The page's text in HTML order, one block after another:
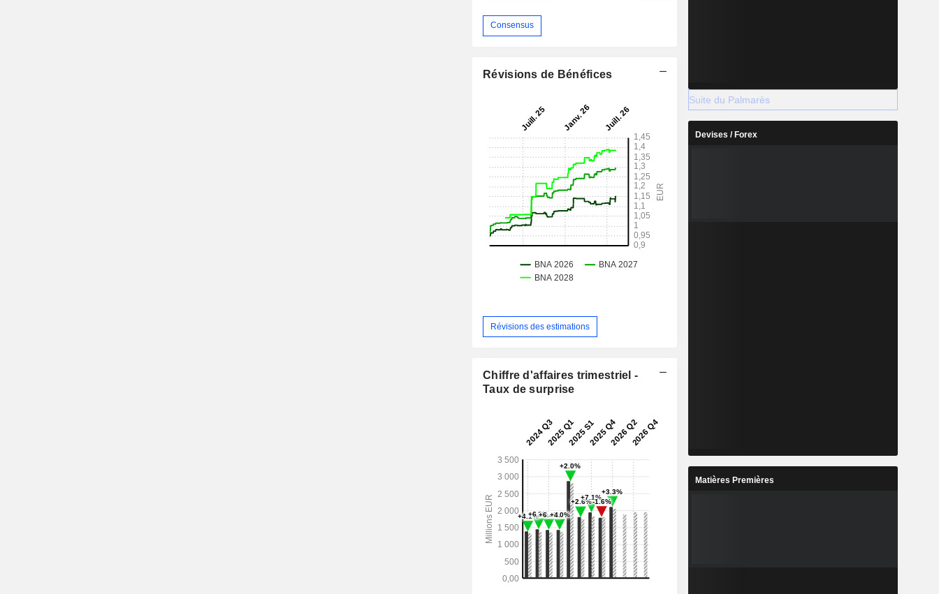
Consensus
Révisions de Bénéfices
Révisions des estimations
Chiffre d'affaires trimestriel -
Taux de surprise
Suite du Palmarès
Devises / Forex
Matières Premières